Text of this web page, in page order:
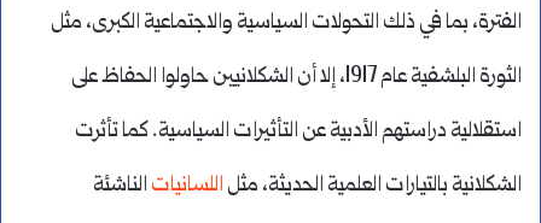
الفترة، بما في ذلك التحولات السياسية والاجتماعية الكبرى، مثل
الثورة البلشفية عام 1917، إلا أن الشكلانيين حاولوا الحفاظ على
استقلالية دراستهم الأدبية عن التأثيرات السياسية. كما تأثرت
الشكلانية بالتيارات العلمية الحديثة، مثل اللسانيات الناشئة